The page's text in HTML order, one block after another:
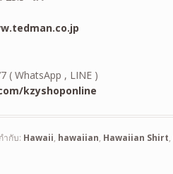
( WhatsApp , LINE )
kzyshoponline
ำกับ: Hawaii, hawaiian, Hawaiian Shirt,